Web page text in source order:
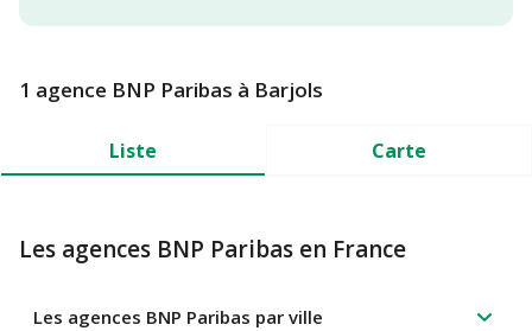
1 agence BNP Paribas à Barjols
Liste Carte
Les agences BNP Paribas en France
Les agences BNP Paribas par ville